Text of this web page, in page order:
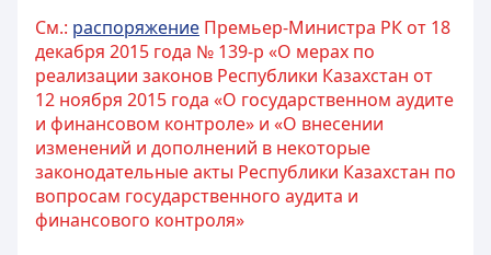
См.: распоряжение Премьер-Министра РК от 18
декабря 2015 года № 139-р «О мерах по
реализации законов Республики Казахстан от
12 ноября 2015 года «О государственном аудите
и финансовом контроле» и «О внесении
изменений и дополнений в некоторые
законодательные акты Республики Казахстан по
вопросам государственного аудита и
финансового контроля»